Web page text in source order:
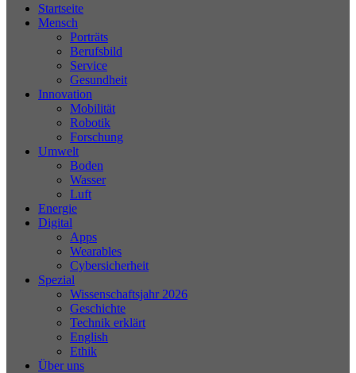
Startseite
Mensch
Porträts
Berufsbild
Service
Gesundheit
Innovation
Mobilität
Robotik
Forschung
Umwelt
Boden
Wasser
Luft
Energie
Digital
Apps
Wearables
Cybersicherheit
Spezial
Wissenschaftsjahr 2026
Geschichte
Technik erklärt
English
Ethik
Über uns